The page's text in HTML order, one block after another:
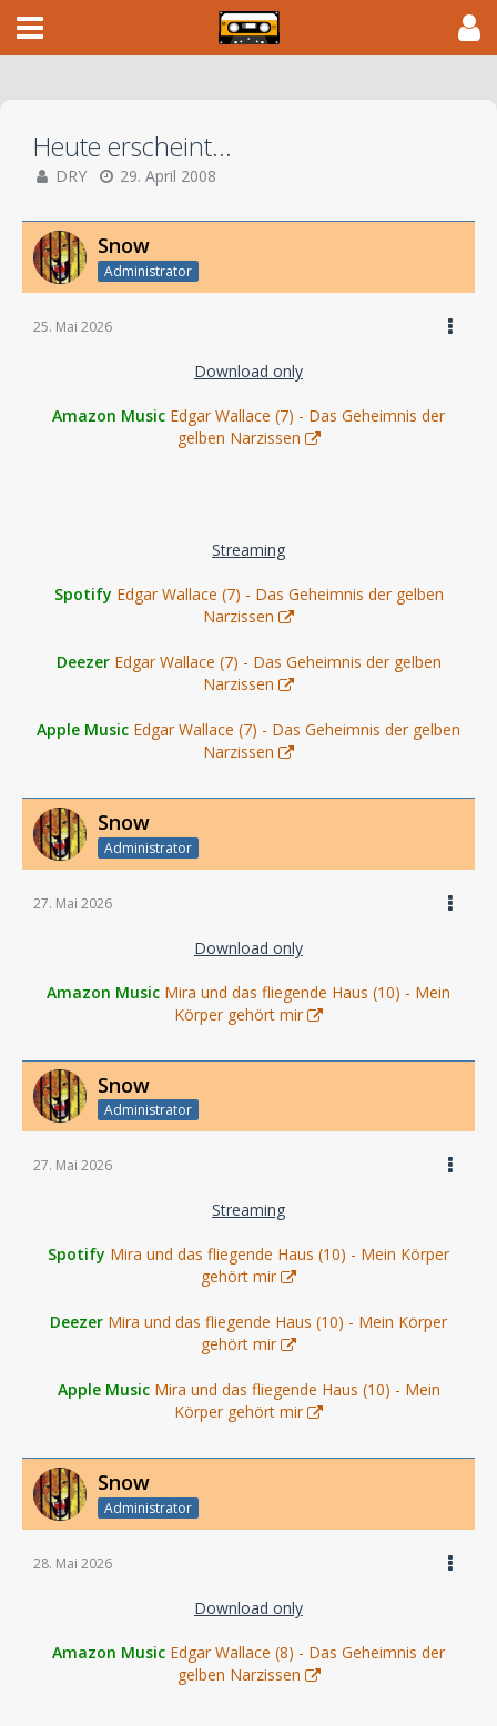
Heute erscheint...
DRY 29. April 2008
Snow
Administrator
25. Mai 2026
Download only
Amazon Music Edgar Wallace (7) - Das Geheimnis der
gelben Narzissen
Streaming
Spotify Edgar Wallace (7) - Das Geheimnis der gelben
Narzissen
Deezer Edgar Wallace (7) - Das Geheimnis der gelben
Narzissen
Apple Music Edgar Wallace (7) - Das Geheimnis der gelben
Narzissen
Snow
Administrator
27. Mai 2026
Download only
Amazon Music Mira und das fliegende Haus (10) - Mein
Körper gehört mir
Snow
Administrator
27. Mai 2026
Streaming
Spotify Mira und das fliegende Haus (10) - Mein Körper
gehört mir
Deezer Mira und das fliegende Haus (10) - Mein Körper
gehört mir
Apple Music Mira und das fliegende Haus (10) - Mein
Körper gehört mir
Snow
Administrator
28. Mai 2026
Download only
Amazon Music Edgar Wallace (8) - Das Geheimnis der
gelben Narzissen